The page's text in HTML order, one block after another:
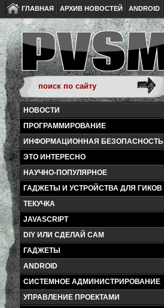
ГЛАВНАЯ АРХИВ НОВОСТЕЙ ANDROID
НОВОСТИ
ПРОГРАММИРОВАНИЕ
ИНФОРМАЦИОННАЯ БЕЗОПАСНОСТЬ
ЭТО ИНТЕРЕСНО
НАУЧНО-ПОПУЛЯРНОЕ
ГАДЖЕТЫ И УСТРОЙСТВА ДЛЯ ГИКОВ
ТЕКУЧКА
JAVASCRIPT
DIY ИЛИ СДЕЛАЙ САМ
ГАДЖЕТЫ
ANDROID
СИСТЕМНОЕ АДМИНИСТРИРОВАНИЕ
УПРАВЛЕНИЕ ПРОЕКТАМИ